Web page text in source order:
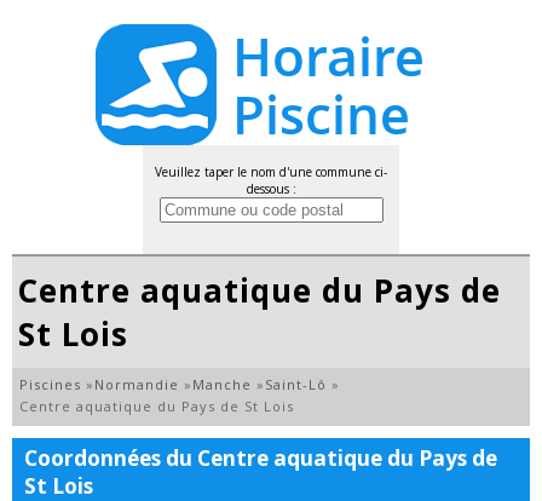
Veuillez taper le nom d'une commune ci-
dessous :
Centre aquatique du Pays de
St Lois
Piscines » Normandie » Manche » Saint-Lô »
Centre aquatique du Pays de St Lois
Coordonnées du Centre aquatique du Pays de
St Lois